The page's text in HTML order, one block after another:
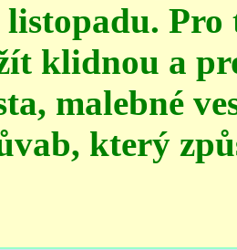
listopadu.
klidnou a
malebné
který